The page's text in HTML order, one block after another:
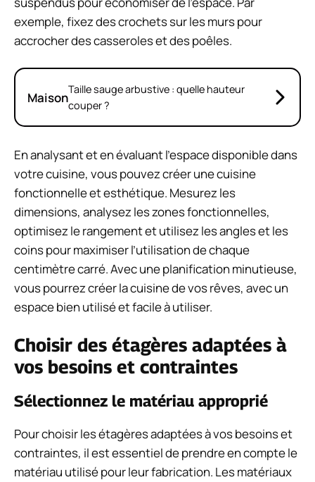
exemple, fixez des crochets sur les murs pour
accrocher des casseroles et des poêles.
MaisonTaille sauge arbustive : quelle hauteur
couper ?
En analysant et en évaluant l’espace disponible dans
votre cuisine, vous pouvez créer une cuisine
fonctionnelle et esthétique. Mesurez les
dimensions, analysez les zones fonctionnelles,
optimisez le rangement et utilisez les angles et les
coins pour maximiser l’utilisation de chaque
centimètre carré. Avec une planification minutieuse,
vous pourrez créer la cuisine de vos rêves, avec un
espace bien utilisé et facile à utiliser.
Choisir des étagères adaptées à
vos besoins et contraintes
Sélectionnez le matériau approprié
Pour choisir les étagères adaptées à vos besoins et
contraintes, il est essentiel de prendre en compte le
matériau utilisé pour leur fabrication. Les matériaux